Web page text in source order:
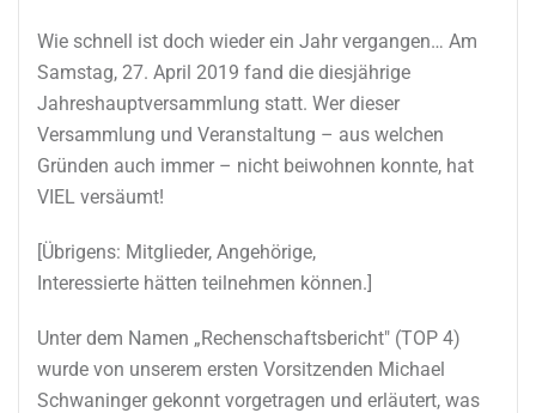
Wie schnell ist doch wieder ein Jahr vergangen… Am
Samstag, 27. April 2019 fand die diesjährige
Jahreshauptversammlung statt. Wer dieser
Versammlung und Veranstaltung – aus welchen
Gründen auch immer – nicht beiwohnen konnte, hat
VIEL versäumt!
[Übrigens: Mitglieder, Angehörige,
Interessierte hätten teilnehmen können.]
Unter dem Namen „Rechenschaftsbericht" (TOP 4)
wurde von unserem ersten Vorsitzenden Michael
Schwaninger gekonnt vorgetragen und erläutert, was